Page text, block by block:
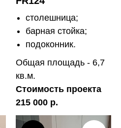
столешница;
барная стойка;
подоконник.
Общая площадь - 6,7
кв.м.
Стоимость проекта
215 000 р.